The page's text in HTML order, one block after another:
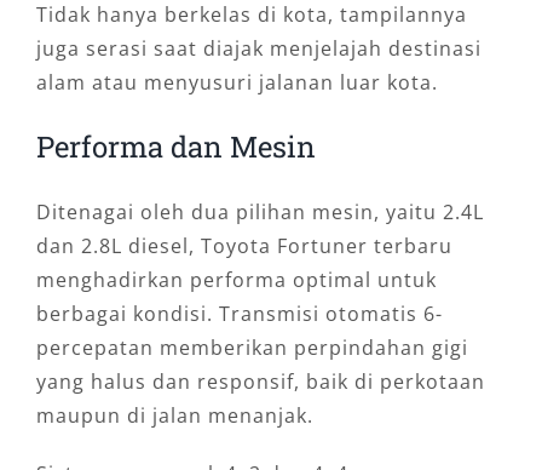
Tidak hanya berkelas di kota, tampilannya
juga serasi saat diajak menjelajah destinasi
alam atau menyusuri jalanan luar kota.
Performa dan Mesin
Ditenagai oleh dua pilihan mesin, yaitu 2.4L
dan 2.8L diesel, Toyota Fortuner terbaru
menghadirkan performa optimal untuk
berbagai kondisi. Transmisi otomatis 6-
percepatan memberikan perpindahan gigi
yang halus dan responsif, baik di perkotaan
maupun di jalan menanjak.